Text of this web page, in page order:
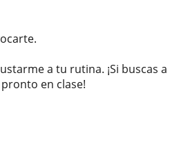
a tu rutina. ¡Si buscas a
en clase!